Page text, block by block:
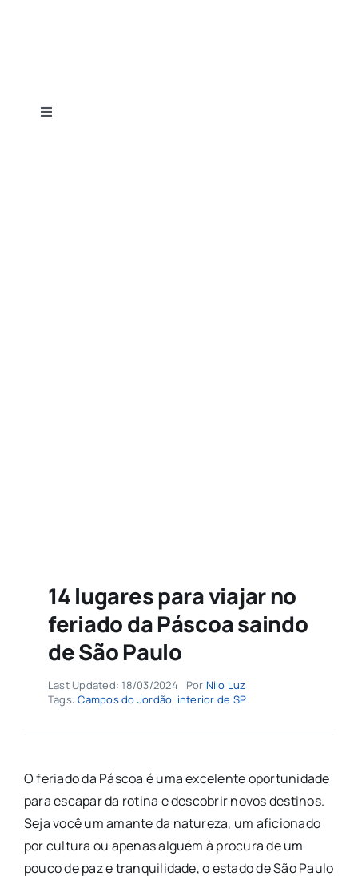
Toggle
14 lugares para viajar no
feriado da Páscoa saindo
de São Paulo
Last Updated: 18/03/2024 Por Nilo Luz
Tags:Campos do Jordão, interior de SP
O feriado da Páscoa é uma excelente oportunidade
para escapar da rotina e descobrir novos destinos.
Seja você um amante da natureza, um aficionado
por cultura ou apenas alguém à procura de um
pouco de paz e tranquilidade, o estado de São Paulo